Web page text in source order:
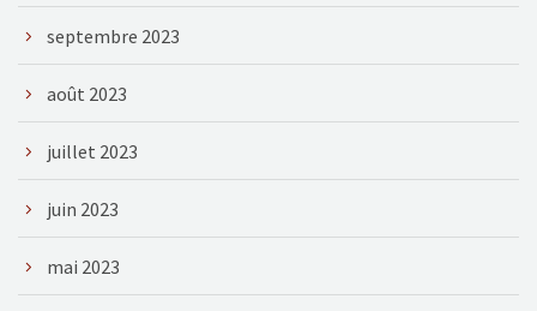
septembre 2023
août 2023
juillet 2023
juin 2023
mai 2023